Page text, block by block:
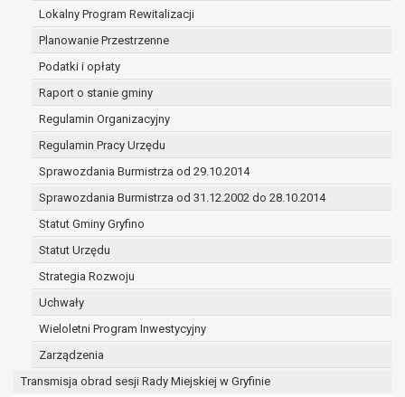
Lokalny Program Rewitalizacji
Planowanie Przestrzenne
Podatki i opłaty
Raport o stanie gminy
Regulamin Organizacyjny
Regulamin Pracy Urzędu
Sprawozdania Burmistrza od 29.10.2014
Sprawozdania Burmistrza od 31.12.2002 do 28.10.2014
Statut Gminy Gryfino
Statut Urzędu
Strategia Rozwoju
Uchwały
Wieloletni Program Inwestycyjny
Zarządzenia
Transmisja obrad sesji Rady Miejskiej w Gryfinie
(merytorycznych), a także obowiązków i
zadań zleconych przez instytucje
nadrzędne wobec Gminy;
zawarcia i realizacji umów;
ochrony żywotnych interesów osoby, której
dane dotyczą, lub innej osoby fizycznej;
wykonania zadania realizowanego w
interesie publicznym lub w ramach
sprawowania władzy publicznej
powierzonej administratorowi;
w pozostałych przypadkach dane osobowe
przetwarzane są wyłącznie na podstawie
wcześniej udzielonej zgody w zakresie i celu
określonym w treści zgody.
W związku z przetwarzaniem danych w celu
wskazanym w pkt. 3, dane osobowe mogą być
udostępniane innym upoważnionym odbiorcom lub
kategoriom odbiorców danych osobowych.
Odbiorcami mogą być:
podmioty, które przetwarzają dane